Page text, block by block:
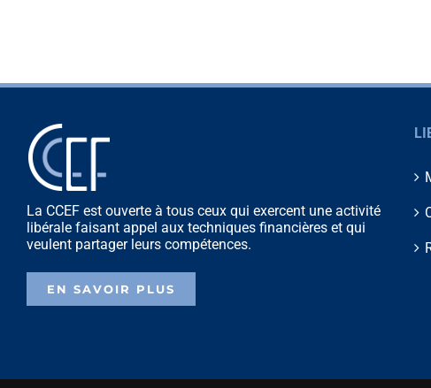
La CCEF est ouverte à tous ceux qui exercent une activité
libérale faisant appel aux techniques financières et qui
veulent partager leurs compétences.
EN SAVOIR PLUS